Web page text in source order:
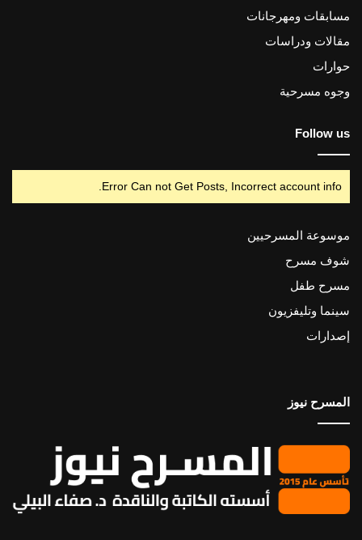
مسابقات ومهرجانات
مقالات ودراسات
حوارات
وجوه مسرحية
Follow us
Error Can not Get Posts, Incorrect account info.
موسوعة المسرحيين
شوف مسرح
مسرح طفل
سينما وتليفزيون
إصدارات
المسرح نيوز